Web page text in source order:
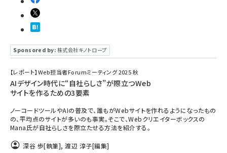
Sponsored by: 株式会社キノトロープ
【レポート】Web担当者Forumミーティング 2025 秋
AIデザイン時代に“自社らしさ”が際立つWeb
サイトを作るための3要素
ノーコードツールやAIの普及で、誰もがWebサイトを作れるようになったもの
の、平均点のサイトが多いのも事実。そこで、Webクリエイターボックスの
Mana氏が自社らしさを際立たせる方法を紹介する。
深谷 歩[執筆],渡辺 淳子[編集]